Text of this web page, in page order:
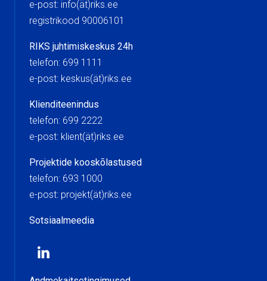
e-post: info(ät)riks.ee
registrikood 90006101
RIKS juhtimiskeskus 24h
telefon: 699 1111
e-post: keskus(ät)riks.ee
Klienditeenindus
telefon: 699 2222
e-post: klient(ät)riks.ee
Projektide kooskõlastused
telefon: 693 1000
e-post: projekt(ät)riks.ee
Sotsiaalmeedia